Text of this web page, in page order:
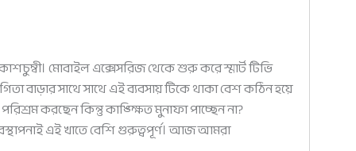
মোবাইল এক্সেসরিজ থেকে শুরু করে স্মার্ট টিভি
বাড়ার সাথে সাথে এই ব্যবসায় টিকে থাকা বেশ কঠিন হয়ে
করছেন কিন্তু কাঙ্ক্ষিত মুনাফা পাচ্ছেন না?
এই খাতে বেশি গুরুত্বপূর্ণ। আজ আমরা